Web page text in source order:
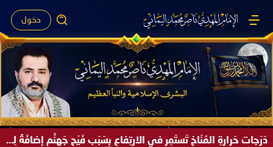
دخول
دَرَجات حَرارةِ المُنَاخ تَستَمِر في الارتِفاع بِسَبَب فَيْح جَهنَّم إضافَةً لِحرارةِ الشَّمس في مُحكَم القُرآن العَظيم ..